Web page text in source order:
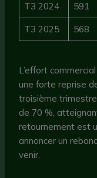
T3 2024 591
T3 2025 568
L’effort
une forte reprise
troisième
de 70 %,
retournement est
annoncer un
venir.